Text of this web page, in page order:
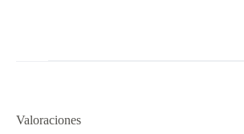
Valoraciones